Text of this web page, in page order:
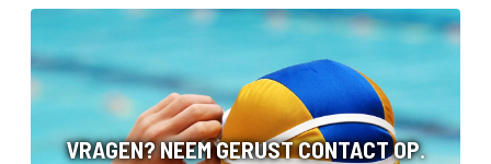
VRAGEN? NEEM GERUST CONTACT OP.